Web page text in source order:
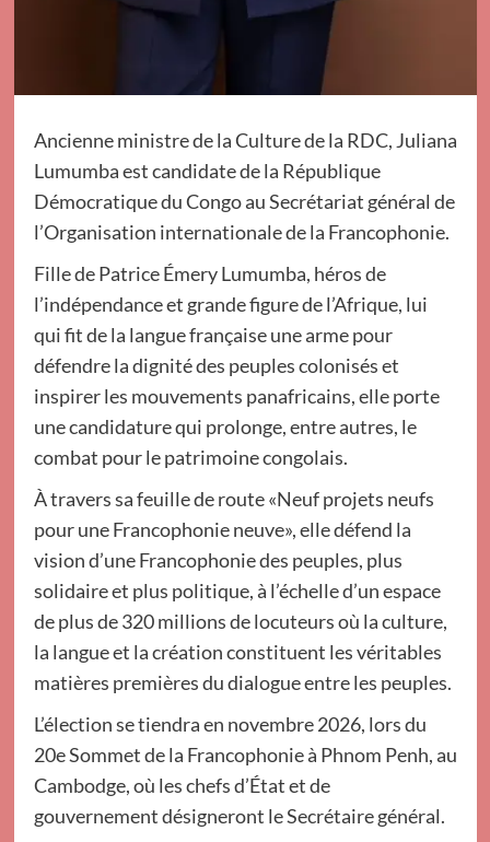
Ancienne ministre de la Culture de la RDC, Juliana
Lumumba est candidate de la République
Démocratique du Congo au Secrétariat général de
l’Organisation internationale de la Francophonie.
Fille de Patrice Émery Lumumba, héros de
l’indépendance et grande figure de l’Afrique, lui
qui fit de la langue française une arme pour
défendre la dignité des peuples colonisés et
inspirer les mouvements panafricains, elle porte
une candidature qui prolonge, entre autres, le
combat pour le patrimoine congolais.
À travers sa feuille de route «Neuf projets neufs
pour une Francophonie neuve», elle défend la
vision d’une Francophonie des peuples, plus
solidaire et plus politique, à l’échelle d’un espace
de plus de 320 millions de locuteurs où la culture,
la langue et la création constituent les véritables
matières premières du dialogue entre les peuples.
L’élection se tiendra en novembre 2026, lors du
20e Sommet de la Francophonie à Phnom Penh, au
Cambodge, où les chefs d’État et de
gouvernement désigneront le Secrétaire général.